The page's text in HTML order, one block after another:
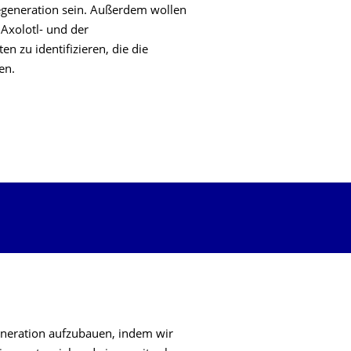
sein. Außerdem wollen
und der
zu identifizieren, die die
aufzubauen, indem wir